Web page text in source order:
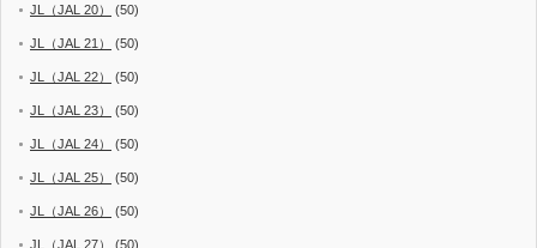
JL（JAL 20） (50)
JL（JAL 21） (50)
JL（JAL 22） (50)
JL（JAL 23） (50)
JL（JAL 24） (50)
JL（JAL 25） (50)
JL（JAL 26） (50)
JL（JAL 27） (50)